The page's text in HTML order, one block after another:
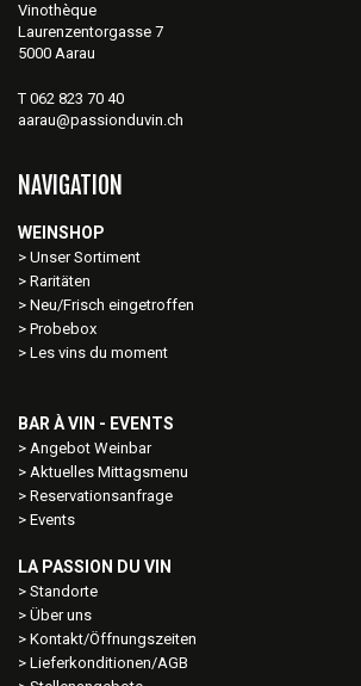
Vinothèque
Laurenzentorgasse 7
5000 Aarau
T 062 823 70 40
aarau@passionduvin.ch
NAVIGATION
WEINSHOP
Unser Sortiment
Raritäten
Neu/Frisch eingetroffen
Probebox
Les vins du moment
BAR À VIN - EVENTS
Angebot Weinbar
Aktuelles Mittagsmenu
Reservationsanfrage
Events
LA PASSION DU VIN
Standorte
Über uns
Kontakt/Öffnungszeiten
Lieferkonditionen/AGB